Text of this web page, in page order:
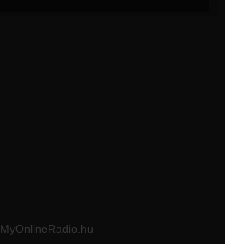
MyOnlineRadio.hu